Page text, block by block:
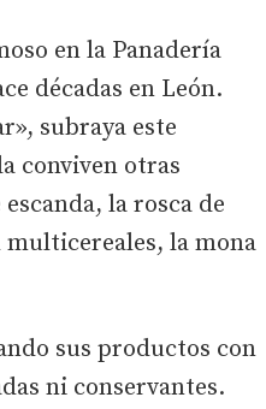
en la Panadería
décadas en León.
subraya este
conviven otras
la rosca de
la mona
sus productos con
ni conservantes.